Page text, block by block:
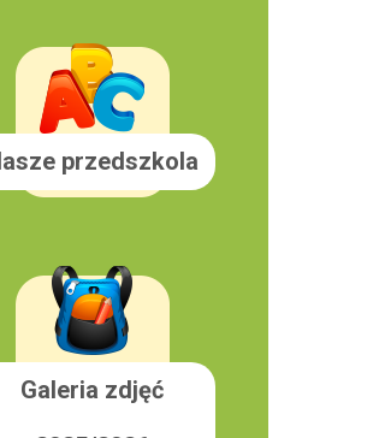
przedszkola
Galeria zdjęć